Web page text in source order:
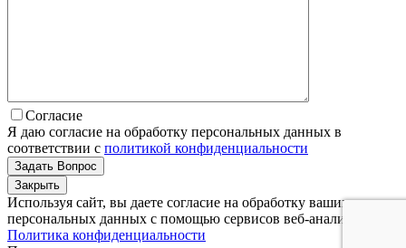
Согласие
Я даю согласие на обработку персональных данных в
соответствии с политикой конфиденциальности
Закрыть
Используя сайт, вы даете согласие на обработку ваших
персональных данных с помощью сервисов веб-аналитики.
Политика конфиденциальности